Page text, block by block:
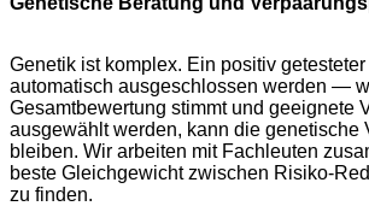
Genetik ist komplex. Ein positiv
automatisch ausgeschlossen werden —
Gesamtbewertung stimmt und geeignete
ausgewählt werden, kann die genetische
bleiben. Wir arbeiten mit Fachleuten
beste Gleichgewicht zwischen Risiko-
zu finden.